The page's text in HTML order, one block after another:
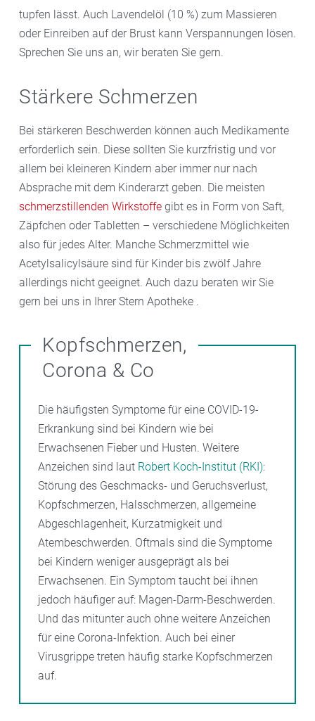
tupfen lässt. Auch Lavendelöl (10 %) zum Massieren
oder Einreiben auf der Brust kann Verspannungen lösen.
Sprechen Sie uns an, wir beraten Sie gern.
Stärkere Schmerzen
Bei stärkeren Beschwerden können auch Medikamente
erforderlich sein. Diese sollten Sie kurzfristig und vor
allem bei kleineren Kindern aber immer nur nach
Absprache mit dem Kinderarzt geben. Die meisten
schmerzstillenden Wirkstoffe gibt es in Form von Saft,
Zäpfchen oder Tabletten – verschiedene Möglichkeiten
also für jedes Alter. Manche Schmerzmittel wie
Acetylsalicylsäure sind für Kinder bis zwölf Jahre
allerdings nicht geeignet. Auch dazu beraten wir Sie
gern bei uns in Ihrer Stern Apotheke .
Kopfschmerzen,
Corona & Co
Die häufigsten Symptome für eine COVID-19-
Erkrankung sind bei Kindern wie bei
Erwachsenen Fieber und Husten. Weitere
Anzeichen sind laut Robert Koch-Institut (RKI):
Störung des Geschmacks- und Geruchsverlust,
Kopfschmerzen, Halsschmerzen, allgemeine
Abgeschlagenheit, Kurzatmigkeit und
Atembeschwerden. Oftmals sind die Symptome
bei Kindern weniger ausgeprägt als bei
Erwachsenen. Ein Symptom taucht bei ihnen
jedoch häufiger auf: Magen-Darm-Beschwerden.
Und das mitunter auch ohne weitere Anzeichen
für eine Corona-Infektion. Auch bei einer
Virusgrippe treten häufig starke Kopfschmerzen
auf.